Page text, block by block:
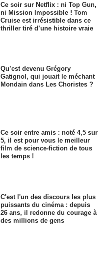
Ce soir sur Netflix : ni Top Gun,
ni Mission Impossible ! Tom
Cruise est irrésistible dans ce
thriller tiré d’une histoire vraie
Qu’est devenu Grégory
Gatignol, qui jouait le méchant
Mondain dans Les Choristes ?
Ce soir entre amis : noté 4,5 sur
5, il est pour vous le meilleur
film de science-fiction de tous
les temps !
C'est l'un des discours les plus
puissants du cinéma : depuis
26 ans, il redonne du courage à
des millions de gens